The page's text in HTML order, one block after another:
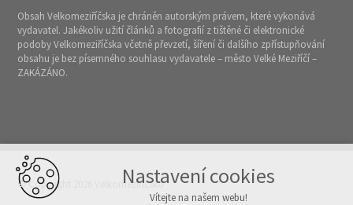
Nastavení cookies
Vítejte na našem webu!
Obsah Velkomeziříčska je chráněn autorským právem, které vykonává
vydavatel. Jakékoliv užití článků a fotografií z tištěné či elektronické
podoby Velkomeziříčska včetně převzetí, šíření či dalšího zpřístupňování
obsahu je bez písemného souhlasu vydavatele – město Velké Meziříčí –
ZAKÁZÁNO.
© Copyright 2026 Velkomeziříčsko